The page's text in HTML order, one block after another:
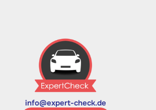
info@expert-check.de